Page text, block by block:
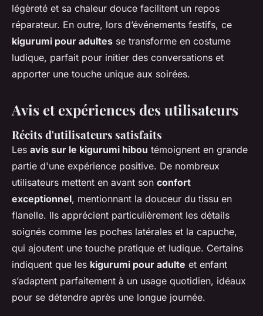
légèreté et sa chaleur douce facilitent un repos
réparateur. En outre, lors d’événements festifs, ce
kigurumi pour adultes se transforme en costume
ludique, parfait pour initier des conversations et
apporter une touche unique aux soirées.
Avis et expériences des utilisateurs
Récits d'utilisateurs satisfaits
Les avis sur le kigurumi hibou témoignent en grande
partie d'une expérience positive. De nombreux
utilisateurs mettent en avant son confort
exceptionnel, mentionnant la douceur du tissu en
flanelle. Ils apprécient particulièrement les détails
soignés comme les poches latérales et la capuche,
qui ajoutent une touche pratique et ludique. Certains
indiquent que les kigurumi pour adulte et enfant
s’adaptent parfaitement à un usage quotidien, idéaux
pour se détendre après une longue journée.